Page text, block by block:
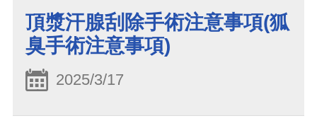
頂漿汗腺刮除手術注意事項(狐
臭手術注意事項)
2025/3/17